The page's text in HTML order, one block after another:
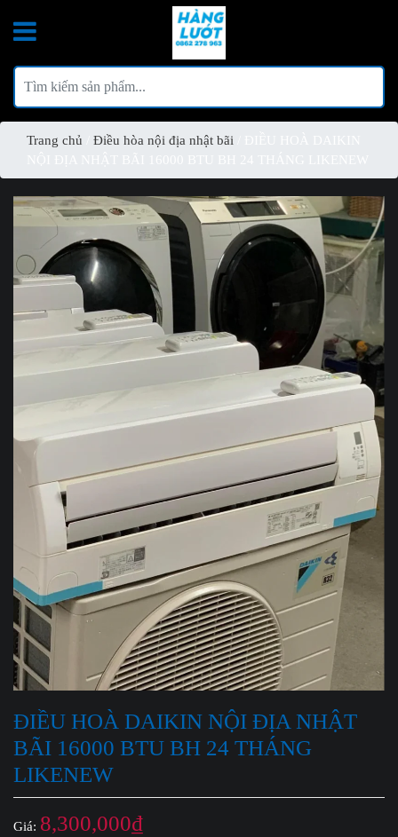
Trang chủ Điều hòa nội địa nhật bãi
ĐIỀU HOÀ DAIKIN NỘI ĐỊA NHẬT
BÃI 16000 BTU BH 24 THÁNG
LIKENEW
Giá: 8,300,000₫